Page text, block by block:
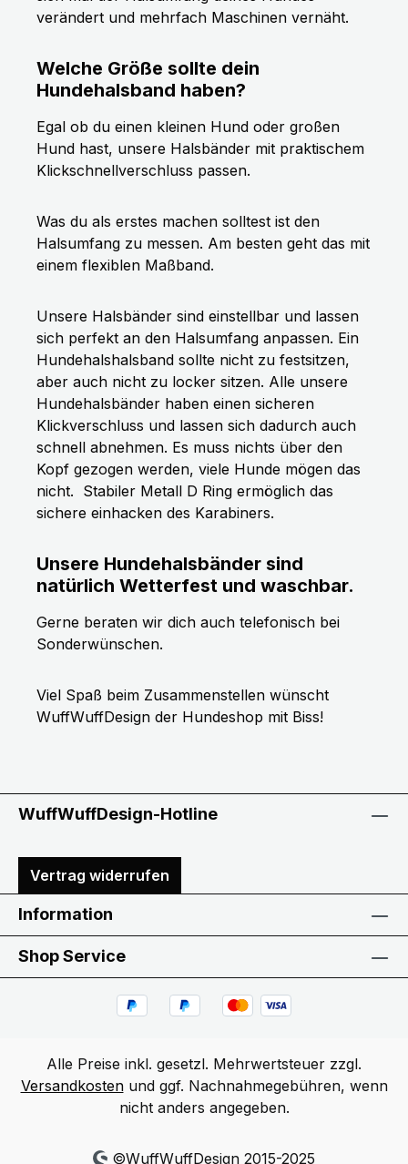
verändert und mehrfach Maschinen vernäht.
Welche Größe sollte dein
Hundehalsband haben?
Egal ob du einen kleinen Hund oder großen
Hund hast, unsere Halsbänder mit praktischem
Klickschnellverschluss passen.
Was du als erstes machen solltest ist den
Halsumfang zu messen. Am besten geht das mit
einem flexiblen Maßband.
Unsere Halsbänder sind einstellbar und lassen
sich perfekt an den Halsumfang anpassen. Ein
Hundehalshalsband sollte nicht zu festsitzen,
aber auch nicht zu locker sitzen. Alle unsere
Hundehalsbänder haben einen sicheren
Klickverschluss und lassen sich dadurch auch
schnell abnehmen. Es muss nichts über den
Kopf gezogen werden, viele Hunde mögen das
nicht. Stabiler Metall D Ring ermöglich das
sichere einhacken des Karabiners.
Unsere Hundehalsbänder sind
natürlich Wetterfest und waschbar.
Gerne beraten wir dich auch telefonisch bei
Sonderwünschen.
Viel Spaß beim Zusammenstellen wünscht
WuffWuffDesign der Hundeshop mit Biss!
WuffWuffDesign-Hotline
Vertrag widerrufen
Information
Shop Service
Alle Preise inkl. gesetzl. Mehrwertsteuer zzgl.
Versandkostenund ggf. Nachnahmegebühren, wenn
nicht anders angegeben.
©WuffWuffDesign 2015-2025